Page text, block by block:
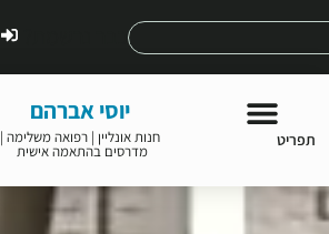
דילוג
לתוכן
יוסי אברהם
חנות אונליין | רפואה משלימה |
מדרסים בהתאמה אישית ​
תפריט